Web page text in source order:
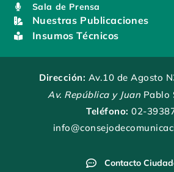
Sala de Prensa
Nuestras Publicaciones
Insumos Técnicos
Dirección: Av.10 de Agosto
Av. República y Juan Pablo
Teléfono: 02-
Contacto